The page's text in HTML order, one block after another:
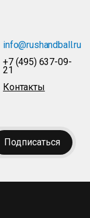
info@rushandball.ru
+7 (495) 637-09-
21
Контакты
Подписаться